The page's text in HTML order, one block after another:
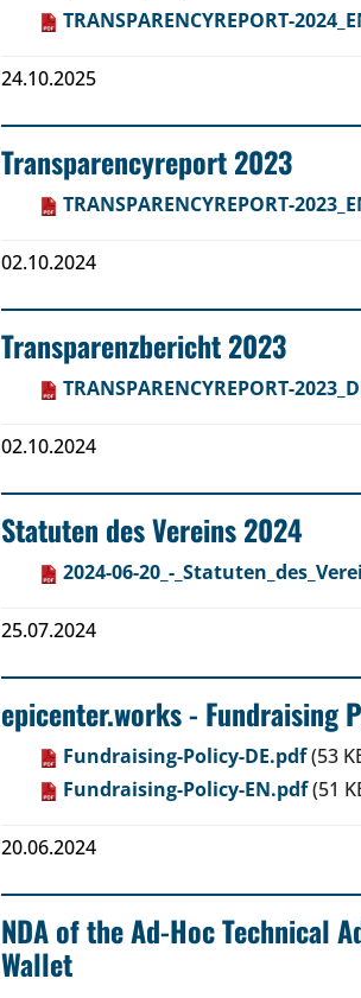
TRANSPARENCYREPORT-
24.10.2025
Transparencyreport 2023
TRANSPARENCYREPORT-
02.10.2024
Transparenzbericht 2023
TRANSPARENCYREPORT-
02.10.2024
Statuten des Vereins 2024
2024-06-20_-
25.07.2024
epicenter.works - Fundraising
Fundraising-Policy-DE.pdf(53
Fundraising-Policy-EN.pdf(51
20.06.2024
NDA of the Ad-Hoc Technical
Wallet